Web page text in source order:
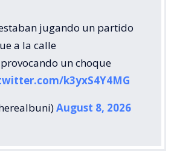
jugando un partido
a la calle
un choque
k3yxS4Y4MG
August 8, 2026